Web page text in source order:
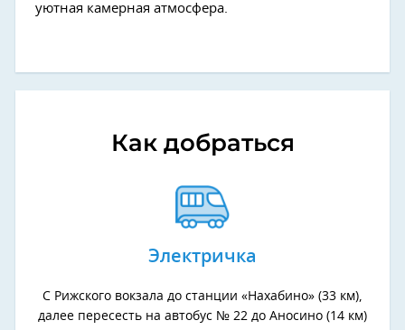
уютная камерная атмосфера.
Как добраться
Электричка
С Рижского вокзала до станции «Нахабино» (33 км),
далее пересесть на автобус № 22 до Аносино (14 км)